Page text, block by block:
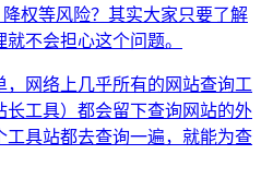
权等风险？其实大家只要了解
不会担心这个问题。
网络上几乎所有的网站查询工
工具）都会留下查询网站的外
具站都去查询一遍，就能为查